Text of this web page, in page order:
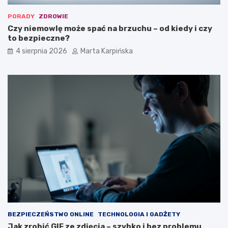
PORADY ZDROWIE
Czy niemowlę może spać na brzuchu – od kiedy i czy
to bezpieczne?
4 sierpnia 2026 Marta Karpińska
BEZPIECZEŃSTWO ONLINE TECHNOLOGIA I GADŻETY